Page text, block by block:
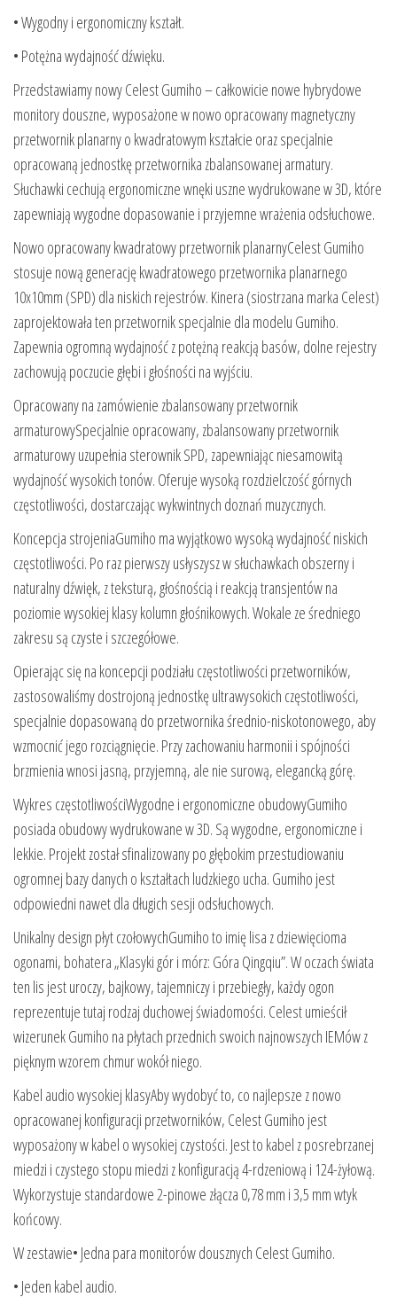
• Wygodny i ergonomiczny kształt.
• Potężna wydajność dźwięku.
Przedstawiamy nowy Celest Gumiho – całkowicie nowe hybrydowe
monitory douszne, wyposażone w nowo opracowany magnetyczny
przetwornik planarny o kwadratowym kształcie oraz specjalnie
opracowaną jednostkę przetwornika zbalansowanej armatury.
Słuchawki cechują ergonomiczne wnęki uszne wydrukowane w 3D, które
zapewniają wygodne dopasowanie i przyjemne wrażenia odsłuchowe.
Nowo opracowany kwadratowy przetwornik planarnyCelest Gumiho
stosuje nową generację kwadratowego przetwornika planarnego
10x10mm (SPD) dla niskich rejestrów. Kinera (siostrzana marka Celest)
zaprojektowała ten przetwornik specjalnie dla modelu Gumiho.
Zapewnia ogromną wydajność z potężną reakcją basów, dolne rejestry
zachowują poczucie głębi i głośności na wyjściu.
Opracowany na zamówienie zbalansowany przetwornik
armaturowySpecjalnie opracowany, zbalansowany przetwornik
armaturowy uzupełnia sterownik SPD, zapewniając niesamowitą
wydajność wysokich tonów. Oferuje wysoką rozdzielczość górnych
częstotliwości, dostarczając wykwintnych doznań muzycznych.
Koncepcja strojeniaGumiho ma wyjątkowo wysoką wydajność niskich
częstotliwości. Po raz pierwszy usłyszysz w słuchawkach obszerny i
naturalny dźwięk, z teksturą, głośnością i reakcją transjentów na
poziomie wysokiej klasy kolumn głośnikowych. Wokale ze średniego
zakresu są czyste i szczegółowe.
Opierając się na koncepcji podziału częstotliwości przetworników,
zastosowaliśmy dostrojoną jednostkę ultrawysokich częstotliwości,
specjalnie dopasowaną do przetwornika średnio-niskotonowego, aby
wzmocnić jego rozciągnięcie. Przy zachowaniu harmonii i spójności
brzmienia wnosi jasną, przyjemną, ale nie surową, elegancką górę.
Wykres częstotliwościWygodne i ergonomiczne obudowyGumiho
posiada obudowy wydrukowane w 3D. Są wygodne, ergonomiczne i
lekkie. Projekt został sfinalizowany po głębokim przestudiowaniu
ogromnej bazy danych o kształtach ludzkiego ucha. Gumiho jest
odpowiedni nawet dla długich sesji odsłuchowych.
Unikalny design płyt czołowychGumiho to imię lisa z dziewięcioma
ogonami, bohatera „Klasyki gór i mórz: Góra Qingqiu”. W oczach świata
ten lis jest uroczy, bajkowy, tajemniczy i przebiegły, każdy ogon
reprezentuje tutaj rodzaj duchowej świadomości. Celest umieścił
wizerunek Gumiho na płytach przednich swoich najnowszych IEMów z
pięknym wzorem chmur wokół niego.
Kabel audio wysokiej klasyAby wydobyć to, co najlepsze z nowo
opracowanej konfiguracji przetworników, Celest Gumiho jest
wyposażony w kabel o wysokiej czystości. Jest to kabel z posrebrzanej
miedzi i czystego stopu miedzi z konfiguracją 4-rdzeniową i 124-żyłową.
Wykorzystuje standardowe 2-pinowe złącza 0,78 mm i 3,5 mm wtyk
końcowy.
W zestawie• Jedna para monitorów dousznych Celest Gumiho.
• Jeden kabel audio.